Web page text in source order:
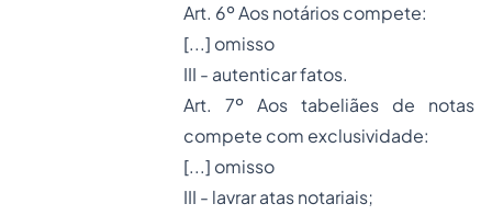
Art. 6º Aos notários compete:
[...] omisso
III - autenticar fatos.
Art. 7º Aos tabeliães de notas
compete com exclusividade:
[...] omisso
III - lavrar atas notariais;